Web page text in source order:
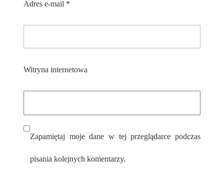
Adres e-mail *
Witryna internetowa
Zapamiętaj moje dane w tej przeglądarce podczas
pisania kolejnych komentarzy.